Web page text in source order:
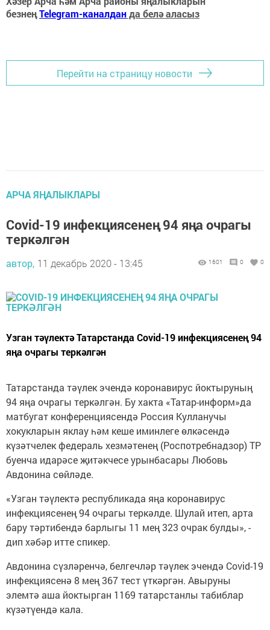
безнеңTelegram-каналданда белә аласыз
Перейти на страницу новости
АРЧА ЯҢАЛЫКЛАРЫ
Covid-19 инфекциясенең 94 яңа очрагы
теркәлгән
автор, 11 декабрь 2020 - 13:45 1601 0 0
Узган тәүлектә Татарстанда Covid-19 инфекциясенең 94
яңа очрагы теркәлгән
Татарстанда тәүлек эчендә коронавирус йоктыруның
94 яңа очрагы теркәлгән. Бу хакта «Татар-информ»да
матбугат конференциясендә Россия Кулланучы
хокукларын яклау һәм кеше иминлеге өлкәсендә
күзәтчелек федераль хезмәтенең (Роспотребнадзор) ТР
буенча идарәсе җитәкчесе урынбасары Любовь
Авдонина сөйләде.
«Узган тәүлектә республикада яңа коронавирус
инфекциясенең 94 очрагы теркәлде. Шулай итеп, арта
бару тәртибендә барлыгы 11 мең 323 очрак булды», -
дип хәбәр итте спикер.
Авдонина сүзләренчә, белгечләр тәүлек эчендә Covid-19
инфекциясенә 8 мең 367 тест үткәргән. Авыруны
элемтә аша йоктырган 1169 татарстанлы табиблар
күзәтүендә кала.